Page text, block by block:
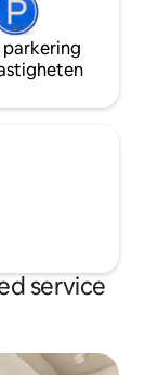
service